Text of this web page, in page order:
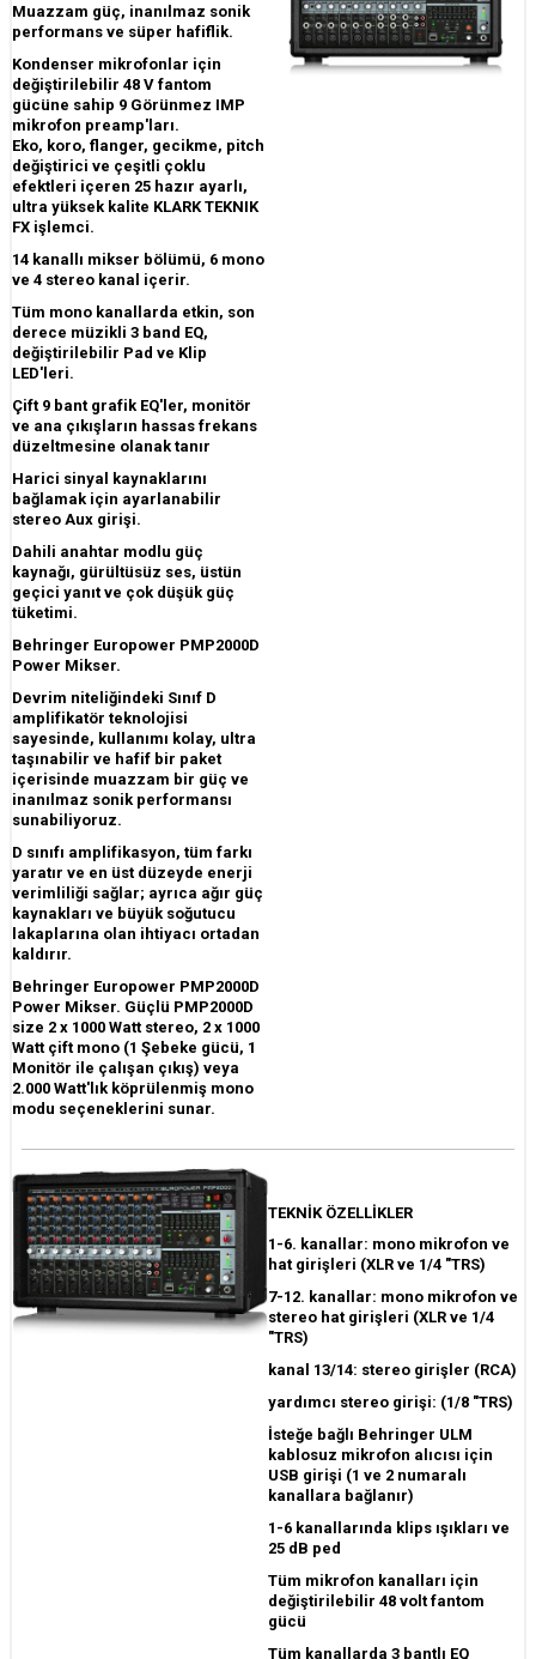
Muazzam güç, inanılmaz sonik
performans ve süper hafiflik.
Kondenser mikrofonlar için
değiştirilebilir 48 V fantom
gücüne sahip 9 Görünmez IMP
mikrofon preamp'ları.
Eko, koro, flanger, gecikme, pitch
değiştirici ve çeşitli çoklu
efektleri içeren 25 hazır ayarlı,
ultra yüksek kalite KLARK TEKNIK
FX işlemci.
14 kanallı mikser bölümü, 6 mono
ve 4 stereo kanal içerir.
Tüm mono kanallarda etkin, son
derece müzikli 3 band EQ,
değiştirilebilir Pad ve Klip
LED'leri.
Çift 9 bant grafik EQ'ler, monitör
ve ana çıkışların hassas frekans
düzeltmesine olanak tanır
Harici sinyal kaynaklarını
bağlamak için ayarlanabilir
stereo Aux girişi.
Dahili anahtar modlu güç
kaynağı, gürültüsüz ses, üstün
geçici yanıt ve çok düşük güç
tüketimi.
Behringer Europower PMP2000D
Power Mikser.
Devrim niteliğindeki Sınıf D
amplifikatör teknolojisi
sayesinde, kullanımı kolay, ultra
taşınabilir ve hafif bir paket
içerisinde muazzam bir güç ve
inanılmaz sonik performansı
sunabiliyoruz.
D sınıfı amplifikasyon, tüm farkı
yaratır ve en üst düzeyde enerji
verimliliği sağlar; ayrıca ağır güç
kaynakları ve büyük soğutucu
lakaplarına olan ihtiyacı ortadan
kaldırır.
Behringer Europower PMP2000D
Power Mikser. Güçlü PMP2000D
size 2 x 1000 Watt stereo, 2 x 1000
Watt çift mono (1 Şebeke gücü, 1
Monitör ile çalışan çıkış) veya
2.000 Watt'lık köprülenmiş mono
modu seçeneklerini sunar.
TEKNİK ÖZELLİKLER
1-6. kanallar: mono mikrofon ve
hat girişleri (XLR ve 1/4 "TRS)
7-12. kanallar: mono mikrofon ve
stereo hat girişleri (XLR ve 1/4
"TRS)
kanal 13/14: stereo girişler (RCA)
yardımcı stereo girişi: (1/8 "TRS)
İsteğe bağlı Behringer ULM
kablosuz mikrofon alıcısı için
USB girişi (1 ve 2 numaralı
kanallara bağlanır)
1-6 kanallarında klips ışıkları ve
25 dB ped
Tüm mikrofon kanalları için
değiştirilebilir 48 volt fantom
gücü
Tüm kanallarda 3 bantlı EQ